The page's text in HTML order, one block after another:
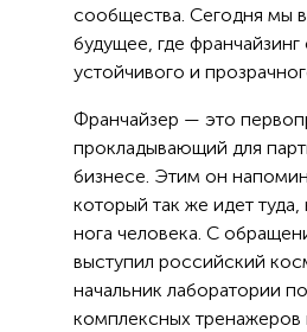
сообщества. Сегодня мы
будущее, где
устойчивого и
Франчайзер — это
прокладывающий для
бизнесе. Этим он
который так же идет
нога человека. С
выступил российский
начальник лаборатории
комплексных тренажеров